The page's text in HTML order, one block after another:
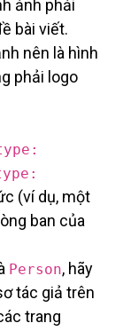
ảnh phải
bài viết.
nên là hình
phải logo
(ví dụ, một
ban của
Person, hãy
tác giả trên
trang